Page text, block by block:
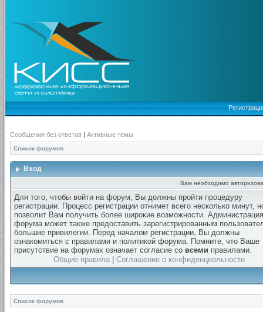
Сообщения без ответов | Активные темы
Список форумов
Вход
Вам необходимо
Для того, чтобы войти на форум, Вы должны пройти процедуру
регистрации. Процесс регистрации отнимет всего несколько минут,
позволит Вам получить более широкие возможности. Администрация
форума может также предоставить зарегистрированным
большие привилегии. Перед началом регистрации, Вы должны
ознакомиться с правилами и политикой форума. Помните, что Ваше
присутствие на форумах означает согласие со всеми правилами.
Общие правила
Соглашение о конфиденциальности
Список форумов